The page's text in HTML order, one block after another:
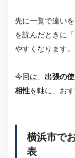
先に一覧で違い
を読んだときに
やすくなります。
今回は、 出張の
相性を軸に、お
横浜市で
表